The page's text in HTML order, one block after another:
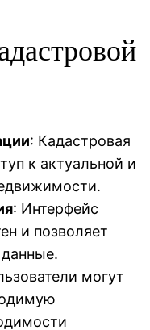
: Кадастровая
к актуальной и
: Интерфейс
и позволяет
могут